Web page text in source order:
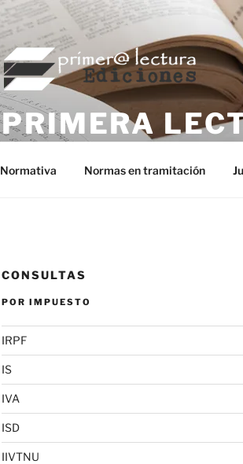
PRIMERA
Normativa Normas en tramitación
CONSULTAS
POR IMPUESTO
IRPF
IS
IVA
ISD
IIVTNU